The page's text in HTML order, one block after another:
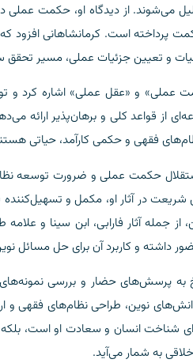
می‌شوند. از دیدگاه او، حکمت عملی
پرداخته است. کرمانشاهانی
و تعیین جزئیات عملی، مسیر تحقق
عملی» و «عقل عملی» اشاره کرد و
قواعد کلی و برهان‌پذیر ارائه
فقهی و حکمی کارآمد، حیاتی
حکمت عملی و ضرورت توسعه
در آثار او، مکمل و
جمله آثار فارابی، ابن سینا و
داشته و کاربرد آن برای حل مسائل
پرسش‌های حضار و بررسی نمونه‌های
نوین، طراحی نظام‌های فقهی و
شناخت انسان و سعادت او است، بلکه
به شمار می‌آید.